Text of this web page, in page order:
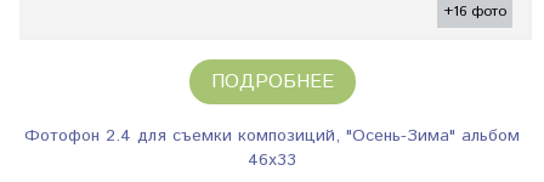
+16 фото
ПОДРОБНЕЕ
Фотофон 2.4 для съемки композиций, "Осень-Зима" альбом
46х33